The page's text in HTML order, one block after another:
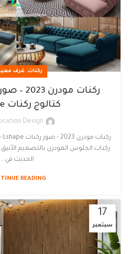
ركنات, غرف
كتالوج ركنات Ushape
Design
ركنات الجلوس المودرن بالتصميم
الحديث في ...
READING
17
سبتمبر